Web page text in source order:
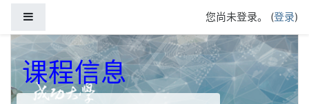
您尚未登录。 (登录)
课程信息